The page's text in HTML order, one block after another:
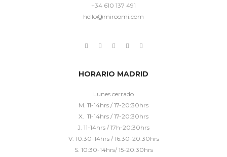
+34 610 137 491
hello@miroomi.com
HORARIO MADRID
Lunes cerrado
M. 11-14hrs / 17-20:30hrs
X. 11-14hrs / 17-20:30hrs
J. 11-14hrs / 17h-20:30hrs
V. 10:30-14hrs / 16:30-20:30hrs
S. 10:30-14hrs/ 15-20:30hrs